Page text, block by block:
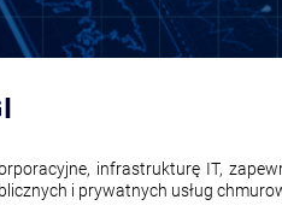
infrastrukturę IT,
i prywatnych usług